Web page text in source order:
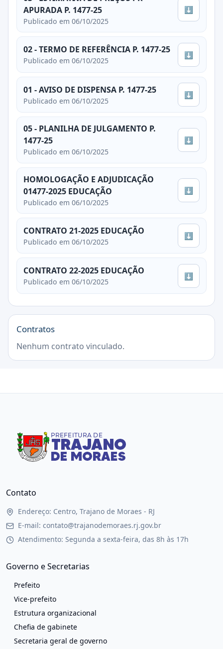
APURADA P. 1477-25
Publicado em 06/10/2025
⬇
02 - TERMO DE REFERÊNCIA P. 1477-25
Publicado em 06/10/2025
⬇
01 - AVISO DE DISPENSA P. 1477-25
Publicado em 06/10/2025
⬇
05 - PLANILHA DE JULGAMENTO P.
1477-25
Publicado em 06/10/2025
⬇
HOMOLOGAÇÃO E ADJUDICAÇÃO
01477-2025 EDUCAÇÃO
Publicado em 06/10/2025
⬇
CONTRATO 21-2025 EDUCAÇÃO
Publicado em 06/10/2025
⬇
CONTRATO 22-2025 EDUCAÇÃO
Publicado em 06/10/2025
⬇
Contratos
Nenhum contrato vinculado.
Contato
Endereço: Centro, Trajano de Moraes - RJ
E-mail: contato@trajanodemoraes.rj.gov.br
Atendimento: Segunda a sexta-feira, das 8h às 17h
Governo e Secretarias
Prefeito
Vice-prefeito
Estrutura organizacional
Chefia de gabinete
Secretaria geral de governo